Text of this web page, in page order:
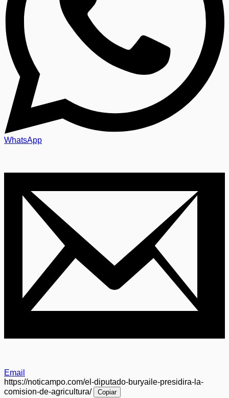
WhatsApp
Email
https://noticampo.com/el-diputado-buryaile-presidira-la-
comision-de-agricultura/
Copiar